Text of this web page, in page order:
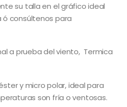
su talla en el gráfico ideal
consúltenos para
a prueba del viento, Termica
y micro polar, ideal para
son fría o ventosas.